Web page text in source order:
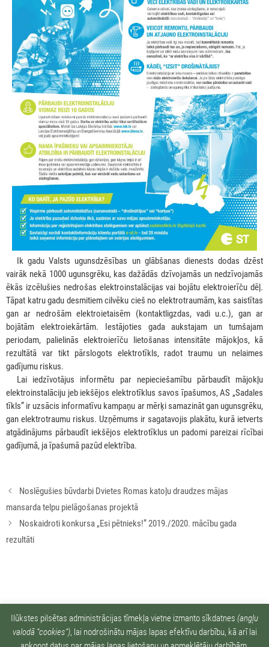
Ik gadu Valsts ugunsdzēsības un glābšanas dienests dodas dzēst
vairāk nekā 1000 ugunsgrēku, kas dažādās dzīvojamās un nedzīvojamās
ēkās izcēlušies nedrošas elektroinstalācijas vai bojātu elektroierīču dēļ.
Tāpat katru gadu desmitiem cilvēku cieš no elektrotraumām, kas saistītas
gan ar nedrošām elektroietaisēm (kontaktligzdas, vadi u.c.), gan ar
bojātām elektroiekārtām. Iestājoties gada aukstajam un tumšajam
periodam, palielinās elektroierīču lietošanas intensitāte mājokļos, kā
rezultātā var tikt pārslogots elektrotīkls, radot traumu un nelaimes
gadījumu riskus.
Lai iedzīvotājus informētu par nepieciešamību pārbaudīt mājokļu
elektroinstalāciju jeb iekšējos elektrotīklus savos īpašumos, AS „Sadales
tīkls” ir uzsācis informatīvu kampaņu ar mērķi samazināt gan ugunsgrēku,
gan elektrotraumu riskus. Uzņēmums ir sagatavojis plakātu, kurā ietverts
atgādinājums pārbaudīt iekšējos elektrotīklus un padomi pareizai rīcībai
gadījumā, ja īpašumā pazūd elektrība.
Rakstu
navigācija
Noslēgušies būvdarbi Dvietes Romas katoļu draudzes mājas
mansarda telpu pielāgošanas projektā
Noskaidroti konkursa „Esi pētnieks!” 2019./2020. mācību gada
rezultāti
Ilūkstes pilsētas administrācijas tīmekļa vietne izmanto sīkdatnes (angļu
valodā “cookies“), lai nodrošinātu mājas lapas efektīvu darbību, kā arī lai